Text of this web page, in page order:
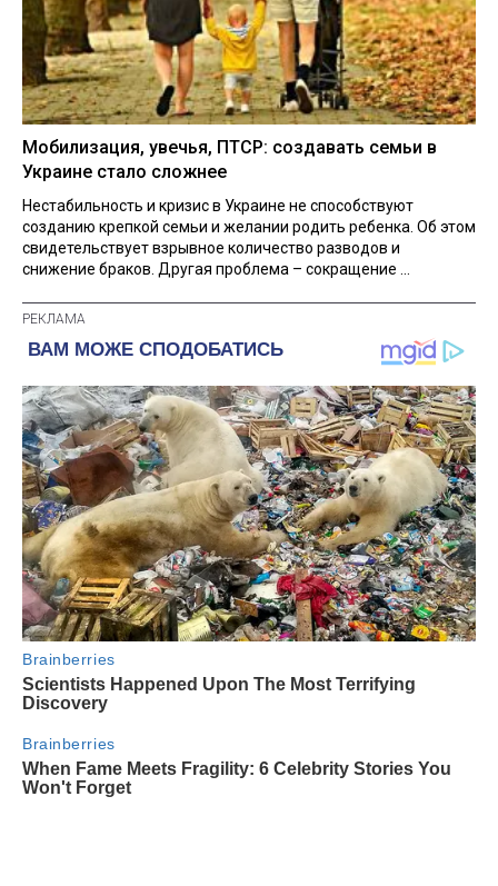
Мобилизация, увечья, ПТСР: создавать семьи в
Украине стало сложнее
Нестабильность и кризис в Украине не способствуют
созданию крепкой семьи и желании родить ребенка. Об этом
свидетельствует взрывное количество разводов и
снижение браков. Другая проблема – сокращение ...